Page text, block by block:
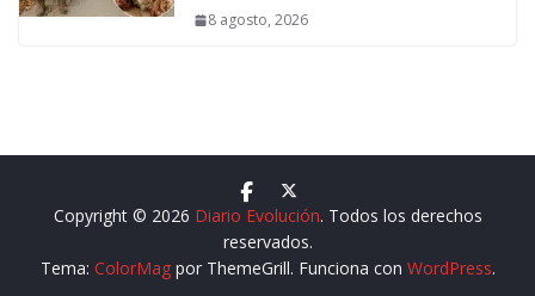
8 agosto, 2026
Copyright © 2026 Diario Evolución. Todos los derechos
reservados.
Tema: ColorMagpor ThemeGrill. Funciona con WordPress.